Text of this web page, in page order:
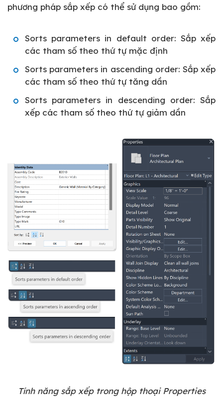
phương pháp sắp xếp có thể sử dụng bao gồm:
Sorts parameters in default order: Sắp xếp
các tham số theo thứ tự mặc định
Sorts parameters in ascending order: Sắp xếp
các tham số theo thứ tự tăng dần
Sorts parameters in descending order: Sắp
xếp các tham số theo thứ tự giảm dần
Tính năng sắp xếp trong hộp thoại Properties